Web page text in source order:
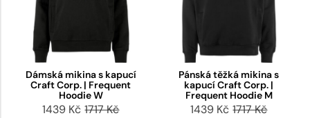
Dámská mikina s kapucí
Craft Corp. | Frequent
Hoodie W
1439 Kč 1717 Kč
Pánská těžká mikina s
kapucí Craft Corp. |
Frequent Hoodie M
1439 Kč 1717 Kč